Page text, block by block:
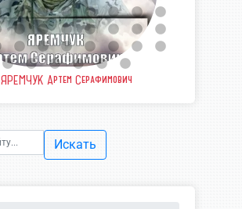
ЯРЕМЧУК Артем Серафимович
Искать